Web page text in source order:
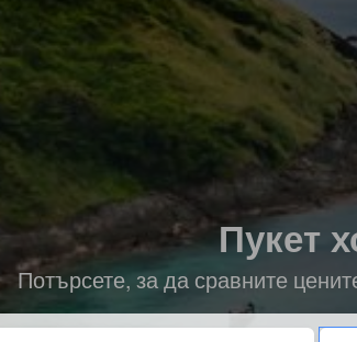
Пукет
Потърсете, за да сравните